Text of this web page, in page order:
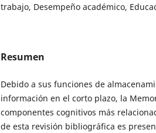
trabajo, Desempeño académico,
Resumen
Debido a sus funciones de
información en el corto plazo, la
componentes cognitivos más
de esta revisión bibliográfica es